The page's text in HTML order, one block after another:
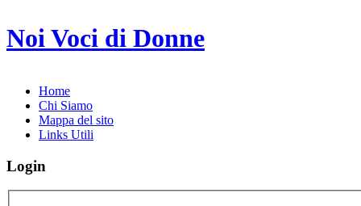
Noi Voci di Donne
Home
Chi Siamo
Mappa del sito
Links Utili
Login